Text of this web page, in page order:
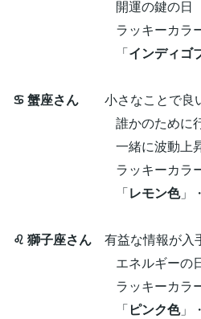
開運の鍵の日
ラッキーカラー・
「インディゴ
♋ 蟹座さん 小さなことで良
誰かのために行動
一緒に波動上昇
ラッキーカラー・
「レモン色」
♌ 獅子座さん 有益な情報が入
エネルギーの
ラッキーカラー・
「ピンク色」